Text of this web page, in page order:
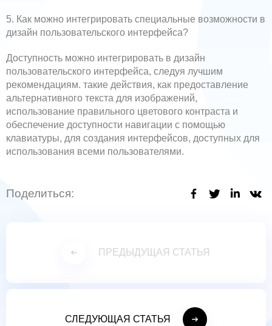
5. Как можно интегрировать специальные возможности в
дизайн пользовательского интерфейса?
Доступность можно интегрировать в дизайн
пользовательского интерфейса, следуя лучшим
рекомендациям. такие действия, как предоставление
альтернативного текста для изображений,
использование правильного цветового контраста и
обеспечение доступности навигации с помощью
клавиатуры, для создания интерфейсов, доступных для
использования всеми пользователями.
Поделиться:
ПРЕДЫДУЩАЯ СТАТЬЯ
СЛЕДУЮЩАЯ СТАТЬЯ